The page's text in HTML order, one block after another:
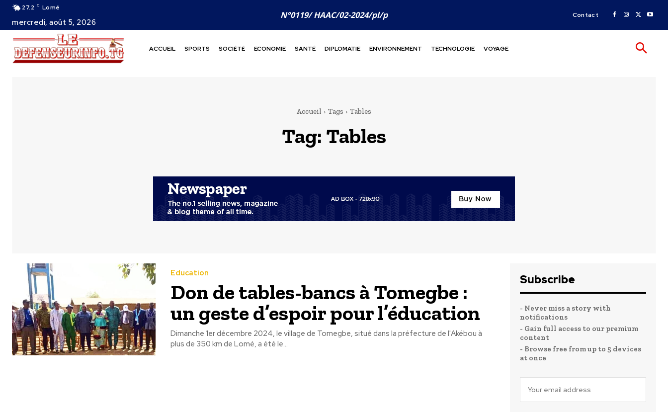
27.2 C Lomé
mercredi, août 5, 2026
N°0119/ HAAC/02-2024/pl/p Contact
ACCUEIL SPORTS SOCIÉTÉ ECONOMIE SANTÉ DIPLOMATIE ENVIRONNEMENT TECHNOLOGIE VOYAGE
Accueil Tags Tables
Tag: Tables
Education
Don de tables-bancs à Tomegbe :
un geste d’espoir pour l’éducation
Dimanche 1er décembre 2024, le village de Tomegbe, situé dans la préfecture de l'Akébou à
plus de 350 km de Lomé, a été le...
Subscribe
- Never miss a story with
notifications
- Gain full access to our premium
content
- Browse free from up to 5 devices
at once